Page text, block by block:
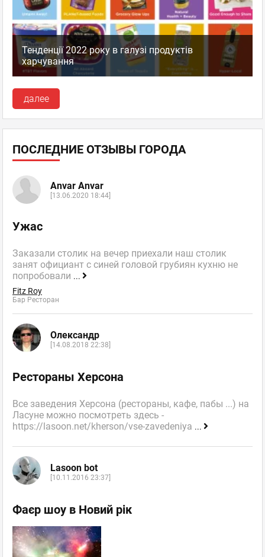
Тенденції 2022 року в галузі продуктів
харчування
далее
ПОСЛЕДНИЕ ОТЗЫВЫ ГОРОДА
Anvar Anvar
[13.06.2020 18:44]
Ужас
Заказали столик на вечер приехали наш столик
занят официант с синей головой грубиян кухню не
попробовали ...
Fitz Roy
Бар Ресторан
Олександр
[14.08.2018 22:38]
Рестораны Херсона
Все заведения Херсона (рестораны, кафе, пабы ...) на
Ласуне можно посмотреть здесь -
https://lasoon.net/kherson/vse-zavedeniya ...
Lasoon bot
[10.11.2016 23:37]
Фаєр шоу в Новий рік